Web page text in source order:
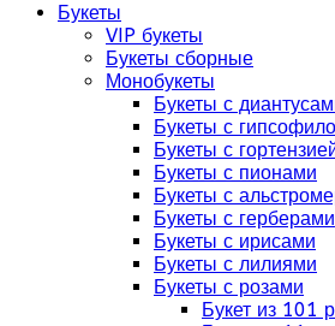
Букеты
VIP букеты
Букеты сборные
Монобукеты
Букеты с
Букеты с
Букеты с
Букеты с пионами
Букеты с
Букеты с герберами
Букеты с ирисами
Букеты с лилиями
Букеты с розами
Букет из 101